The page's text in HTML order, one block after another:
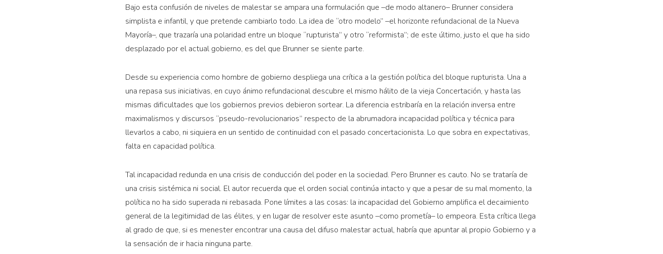
Bajo esta confusión de niveles de malestar se ampara una formulación que –de modo altanero– Brunner considera
simplista e infantil, y que pretende cambiarlo todo. La idea de “otro modelo” –el horizonte refundacional de la Nueva
Mayoría–, que trazaría una polaridad entre un bloque “rupturista” y otro “reformista”; de este último, justo el que ha sido
desplazado por el actual gobierno, es del que Brunner se siente parte.
Desde su experiencia como hombre de gobierno despliega una crítica a la gestión política del bloque rupturista. Una a
una repasa sus iniciativas, en cuyo ánimo refundacional descubre el mismo hálito de la vieja Concertación, y hasta las
mismas dificultades que los gobiernos previos debieron sortear. La diferencia estribaría en la relación inversa entre
maximalismos y discursos “pseudo-revolucionarios” respecto de la abrumadora incapacidad política y técnica para
llevarlos a cabo, ni siquiera en un sentido de continuidad con el pasado concertacionista. Lo que sobra en expectativas,
falta en capacidad política.
Tal incapacidad redunda en una crisis de conducción del poder en la sociedad. Pero Brunner es cauto. No se trataría de
una crisis sistémica ni social. El autor recuerda que el orden social continúa intacto y que a pesar de su mal momento, la
política no ha sido superada ni rebasada. Pone límites a las cosas: la incapacidad del Gobierno amplifica el decaimiento
general de la legitimidad de las élites, y en lugar de resolver este asunto –como prometía– lo empeora. Esta crítica llega
al grado de que, si es menester encontrar una causa del difuso malestar actual, habría que apuntar al propio Gobierno y a
la sensación de ir hacia ninguna parte.